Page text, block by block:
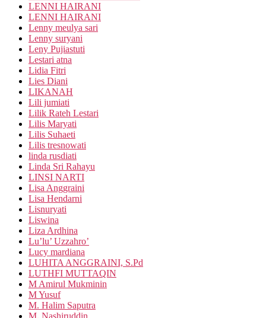
LENNI HAIRANI
LENNI HAIRANI
Lenny meulya sari
Lenny suryani
Leny Pujiastuti
Lestari atna
Lidia Fitri
Lies Diani
LIKANAH
Lili jumiati
Lilik Rateh Lestari
Lilis Maryati
Lilis Suhaeti
Lilis tresnowati
linda rusdiati
Linda Sri Rahayu
LINSI NARTI
Lisa Anggraini
Lisa Hendarni
Lisnuryati
Liswina
Liza Ardhina
Lu’lu’ Uzzahro’
Lucy mardiana
LUHITA ANGGRAINI, S.Pd
LUTHFI MUTTAQIN
M Amirul Mukminin
M Yusuf
M. Halim Saputra
M. Nashiruddin